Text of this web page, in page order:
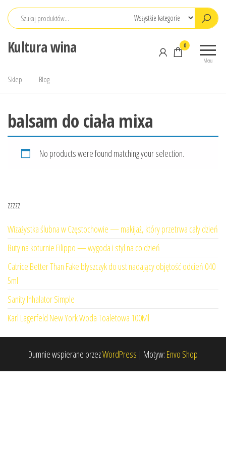
Przejdź
Kultura wina
Menu
0
Sklep Blog
balsam do ciała mixa
No products were found matching your selection.
zzzzz
Wizażystka ślubna w Częstochowie — makijaż, który przetrwa cały dzień
Buty na koturnie Filippo — wygoda i styl na co dzień
Catrice Better Than Fake błyszczyk do ust nadający objętość odcień 040
5ml
Sanity Inhalator Simple
Karl Lagerfeld New York Woda Toaletowa 100Ml
Dumnie wspierane przezWordPress | Motyw: Envo Shop